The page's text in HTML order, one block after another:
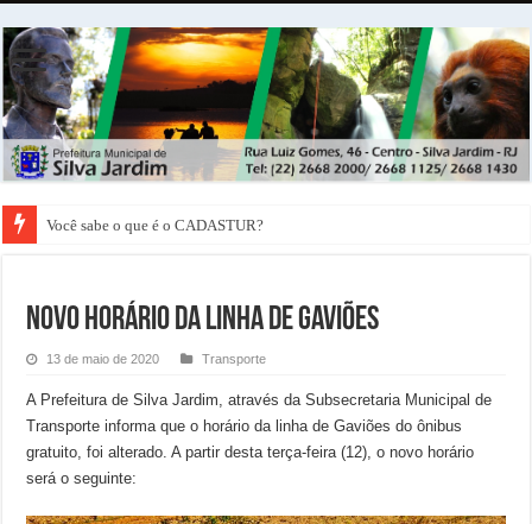
Você sabe o que é o CADASTUR?
NOVO HORÁRIO DA LINHA DE GAVIÕES
13 de maio de 2020 Transporte
A Prefeitura de Silva Jardim, através da Subsecretaria Municipal de
Transporte informa que o horário da linha de Gaviões do ônibus
gratuito, foi alterado. A partir desta terça-feira (12), o novo horário
será o seguinte: